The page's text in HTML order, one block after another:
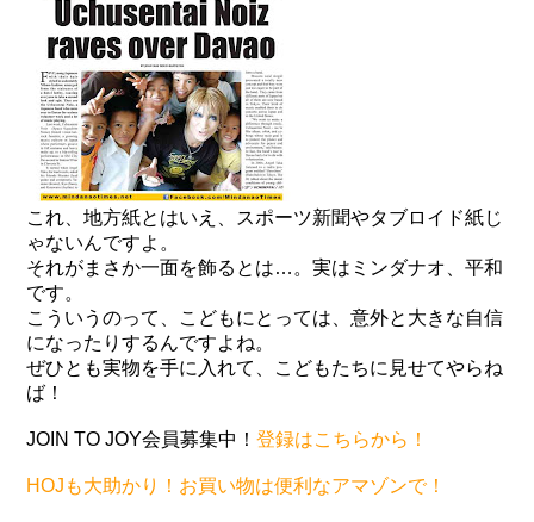
これ、地方紙とはいえ、スポーツ新聞やタブロイド紙じ
ゃないんですよ。
それがまさか一面を飾るとは…。実はミンダナオ、平和
です。
こういうのって、こどもにとっては、意外と大きな自信
になったりするんですよね。
ぜひとも実物を手に入れて、こどもたちに見せてやらね
ば！
JOIN TO JOY会員募集中！登録はこちらから！
HOJも大助かり！お買い物は便利なアマゾンで！